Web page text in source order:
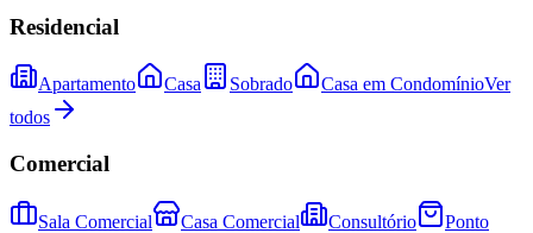
Residencial
Apartamento Casa Sobrado Casa em CondomínioVer
todos
Comercial
Sala Comercial Casa Comercial Consultório
Ponto